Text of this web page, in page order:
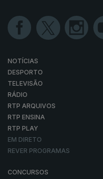
NOTÍCIAS
DESPORTO
TELEVISÃO
RÁDIO
RTP ARQUIVOS
RTP ENSINA
RTP PLAY
EM DIRETO
REVER PROGRAMAS
CONCURSOS